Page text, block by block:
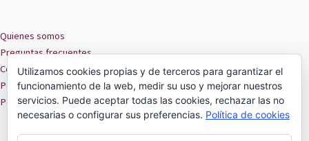
Quienes somos
Preguntas frecuentes
Contacto
Políticas de privacidad
Políticas de cookies
Utilizamos cookies propias y de terceros para garantizar el
funcionamiento de la web, medir su uso y mejorar nuestros
servicios. Puede aceptar todas las cookies, rechazar las no
necesarias o configurar sus preferencias. Política de cookies